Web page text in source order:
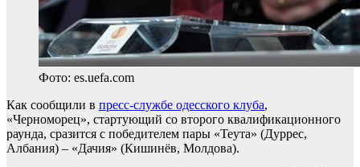
Фото: es.uefa.com
Как сообщили в пресс-службе одесского клуба,
«Черноморец», стартующий со второго квалификационного
раунда, сразится с победителем пары «Теута» (Дуррес,
Албания) – «Дачия» (Кишинёв, Молдова).